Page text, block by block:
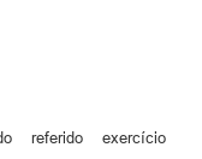
referido exercício